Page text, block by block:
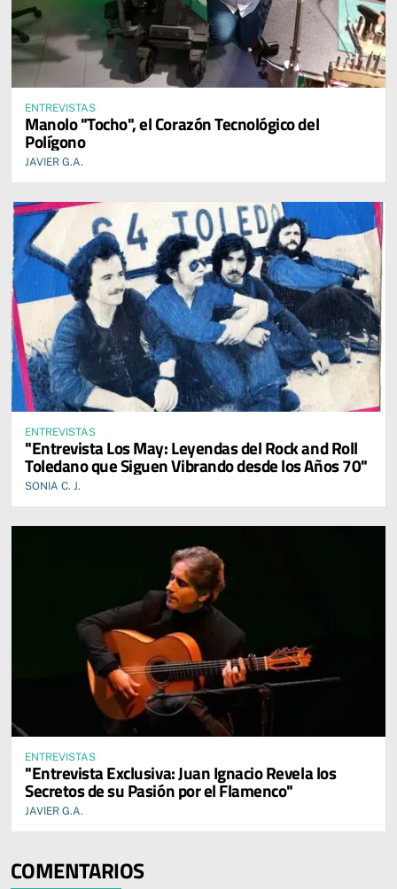
ENTREVISTAS
Manolo "Tocho", el Corazón Tecnológico del
Polígono
JAVIER G.A.
ENTREVISTAS
"Entrevista Los May: Leyendas del Rock and Roll
Toledano que Siguen Vibrando desde los Años 70"
SONIA C. J.
ENTREVISTAS
"Entrevista Exclusiva: Juan Ignacio Revela los
Secretos de su Pasión por el Flamenco"
JAVIER G.A.
COMENTARIOS